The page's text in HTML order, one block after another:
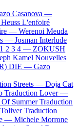
Casanova —
Heuss L'enfoiré
— Werenoi Meuda
— Josman Interlude
1 2 3 4 — ZOKUSH
Kamel Nouvelles
DIE — Gazo
Streets — Doja Cat
Traduction Lover —
Of Summer Traduction
Traduction
— Michele Morrone